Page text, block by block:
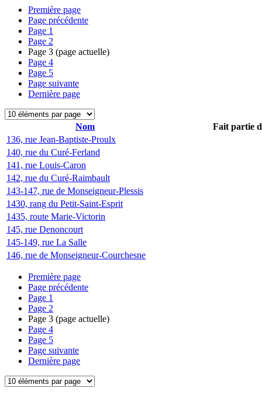
Première page
Page précédente
Page 1
Page 2
Page 3 (page actuelle)
Page 4
Page 5
Page suivante
Dernière page
Nom
Fait partie
136, rue Jean-Baptiste-Proulx
140, rue du Curé-Ferland
141, rue Louis-Caron
142, rue du Curé-Raimbault
143-147, rue de Monseigneur-Plessis
1430, rang du Petit-Saint-Esprit
1435, route Marie-Victorin
145, rue Denoncourt
145-149, rue La Salle
146, rue de Monseigneur-Courchesne
Première page
Page précédente
Page 1
Page 2
Page 3 (page actuelle)
Page 4
Page 5
Page suivante
Dernière page